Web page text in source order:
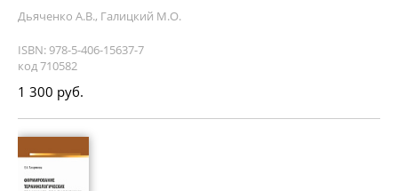
Дьяченко А.В., Галицкий М.О.
ISBN: 978-5-406-15637-7
код 710582
1 300 руб.